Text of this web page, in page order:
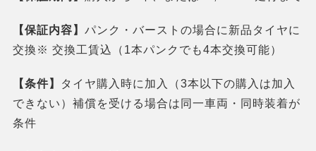
【保証内容】 パンク・バーストの場合に新品タイヤに
交換※ 交換工賃込（1本パンクでも4本交換可能）
【条件】
タイヤ購入時に加入（3本以下の購入は加入
できない）補償を受ける場合は同一車両・同時装着が
条件